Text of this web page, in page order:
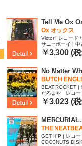
Tell Me Ox
Ox オックス
Victor | レコード
サニーボーイ |
￥3,300 (
No Matter
BUTCH
BEAT ROCKET |
だるまや レコー
D:2463682
￥3,023 (
THE
GET HIP | レコ
COCONUTS